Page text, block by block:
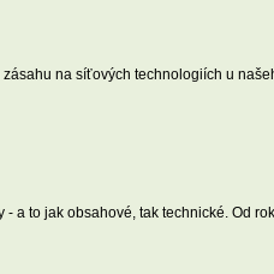
na síťových technologiích u
a to jak obsahové, tak technické. Od